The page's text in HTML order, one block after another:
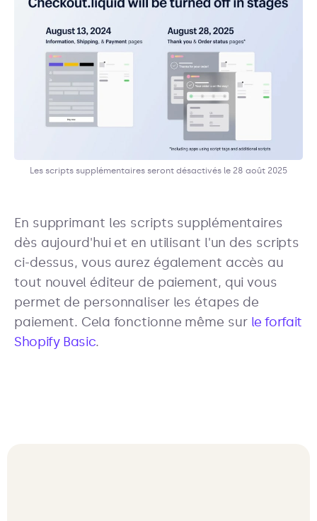
Les scripts supplémentaires seront désactivés le 28 août 2025
En supprimant les scripts supplémentaires
dès aujourd'hui et en utilisant l'un des scripts
ci-dessus, vous aurez également accès au
tout nouvel éditeur de paiement, qui vous
permet de personnaliser les étapes de
paiement. Cela fonctionne même sur le forfait
Shopify Basic.